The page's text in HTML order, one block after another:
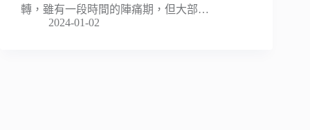
轉，雖有一段時間的陣痛期，但大部…
2024-01-02